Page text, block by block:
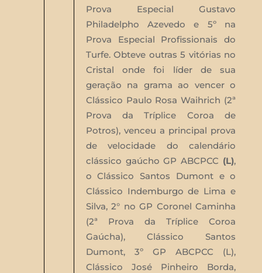
Prova Especial Gustavo
Philadelpho Azevedo e 5º na
Prova Especial Profissionais do
Turfe. Obteve outras 5 vitórias no
Cristal onde foi líder de sua
geração na grama ao vencer o
Clássico Paulo Rosa Waihrich (2ª
Prova da Tríplice Coroa de
Potros), venceu a principal prova
de velocidade do calendário
clássico gaúcho GP ABCPCC (L),
o Clássico Santos Dumont e o
Clássico Indemburgo de Lima e
Silva, 2° no GP Coronel Caminha
(2ª Prova da Tríplice Coroa
Gaúcha), Clássico Santos
Dumont, 3º GP ABCPCC (L),
Clássico José Pinheiro Borda,